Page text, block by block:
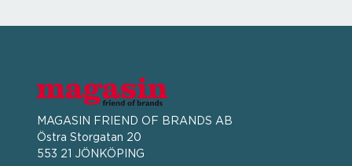
MAGASIN FRIEND OF BRANDS AB
Östra Storgatan 20
553 21 JÖNKÖPING